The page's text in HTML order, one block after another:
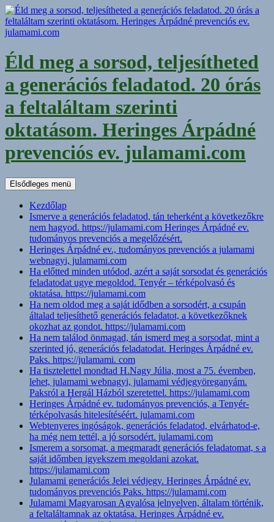
Kilépés
a
tartalomba
Éld meg a sorsod, teljesítheted
a generációs feladatod. 20 órás
a feltaláltam szerinti
oktatásom. Heringes Árpádné
prevenciós ev. julamami.com
Keresés
Elsődleges menü
Kezdőlap
Ismerve a generációs feladatod, tán teherként a következőkre
nem hagyod. https://julamami.com Heringes Árpádné ev.
tudományos prevenciós a megelőzésért.
Heringes Árpádné ev., tudományos prevenciós a julamami
webnagyi, julamami.com
Ha előtted minden utódod, azért a saját sorsodat és generációs
feladatodat ugye megoldod. Tenyér – térképolvasó és
oktatása. https://julamami.com
Ha nem oldod meg a saját idődben a sorsodért, a csupán
általad teljesíthető generációs feladatot, a következőknek
okozhat az gondot. https://julamami.com
Ha nem találod önmagad, tán ismerd meg a sorsodat, mint a
szerinted jó, generációs feladatodat. Heringes Árpádné ev.
Paks. https://julamami. com
Ha tisztelettel mondtad H.Nagy Júlia, most a 75. évemben,
lehet, julamami webnagyi, julamami védjegyöreganyám.
Paksról a Hergál Házból szeretettel. https://julamami.com
Heringes Árpádné ev. tudományos prevenciós, a Tenyér-
térképolvasás hitelesítéséért. julamami.com
Webtenyeres ingóságok, generációs feladatod, elvárhatod-e,
ha még nem tettél, a jó sorsodért. julamami.com
Ismerem a sorsomat, a megmaradt generációs feladatomat, s a
saját időmben igyekszem megoldani azokat.
https://julamami.com
Julamami generációs Jelei védjegy. Heringes Árpádné ev.
tudományos prevenciós Paks. https://julamami.com
Julamami Magyarosan Agyalósa jelnyelven, általam történik,
a feltaláltamnak az oktatása. Heringes Árpádné ev.